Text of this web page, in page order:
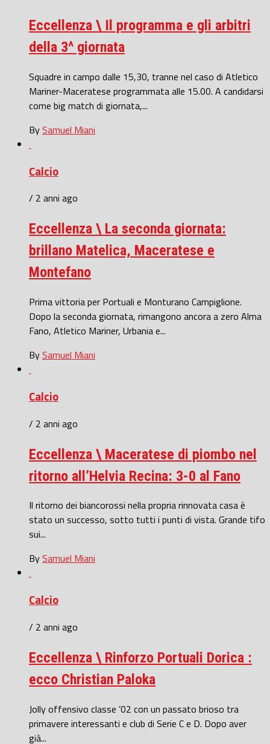
Eccellenza \ Il programma e gli arbitri
della 3^ giornata
Squadre in campo dalle 15,30, tranne nel caso di Atletico
Mariner-Maceratese programmata alle 15.00. A candidarsi
come big match di giornata,...
BySamuel Miani
Calcio
/ 2 anni ago
Eccellenza \ La seconda giornata:
brillano Matelica, Maceratese e
Montefano
Prima vittoria per Portuali e Monturano Campiglione.
Dopo la seconda giornata, rimangono ancora a zero Alma
Fano, Atletico Mariner, Urbania e...
BySamuel Miani
Calcio
/ 2 anni ago
Eccellenza \ Maceratese di piombo nel
ritorno all’Helvia Recina: 3-0 al Fano
Il ritorno dei biancorossi nella propria rinnovata casa è
stato un successo, sotto tutti i punti di vista. Grande tifo
sui...
BySamuel Miani
Calcio
/ 2 anni ago
Eccellenza \ Rinforzo Portuali Dorica :
ecco Christian Paloka
Jolly offensivo classe ’02 con un passato brioso tra
primavere interessanti e club di Serie C e D. Dopo aver
già...